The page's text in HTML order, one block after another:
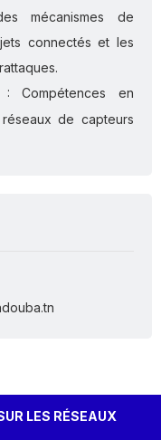
mécanismes de
connectés et les
Compétences en
de capteurs
LES RÉSEAUX